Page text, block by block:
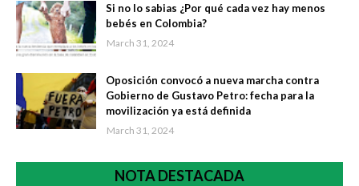
Si no lo sabias ¿Por qué cada vez hay menos
bebés en Colombia?
March 31, 2024
Oposición convocó a nueva marcha contra
Gobierno de Gustavo Petro: fecha para la
movilización ya está definida
March 31, 2024
NOTA DESTACADA